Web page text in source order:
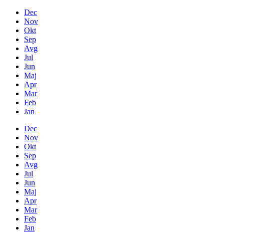
Dec
Nov
Okt
Sep
Avg
Jul
Jun
Maj
Apr
Mar
Feb
Jan
Dec
Nov
Okt
Sep
Avg
Jul
Jun
Maj
Apr
Mar
Feb
Jan